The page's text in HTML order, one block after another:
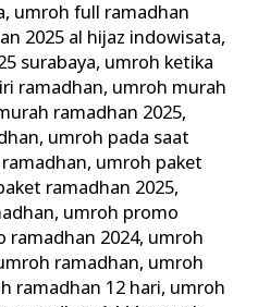
, umroh full ramadhan
2025 al hijaz indowisata,
surabaya, umroh ketika
ramadhan, umroh murah
ramadhan 2025,
, umroh pada saat
, umroh paket
ramadhan 2025,
, umroh promo
ramadhan 2024, umroh
ramadhan, umroh
ramadhan 12 hari, umroh